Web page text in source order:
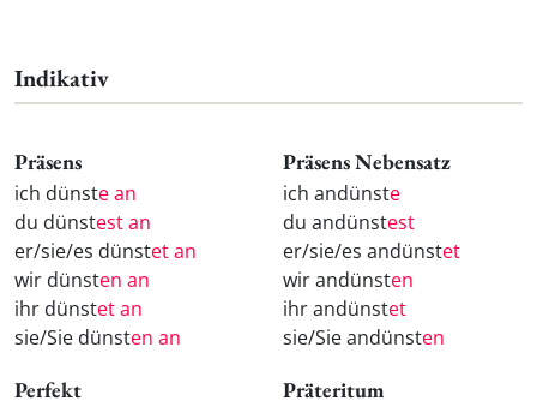
Indikativ
Präsens
ich dünste an
du dünstest an
er/sie/es dünstet an
wir dünsten an
ihr dünstet an
sie/Sie dünsten an
Präsens Nebensatz
ich andünste
du andünstest
er/sie/es andünstet
wir andünsten
ihr andünstet
sie/Sie andünsten
Perfekt Präteritum